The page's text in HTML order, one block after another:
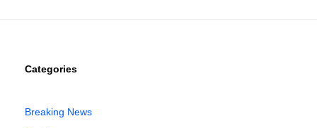
Categories
Breaking News